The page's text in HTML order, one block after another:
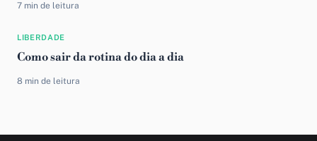
7 min de leitura
LIBERDADE
Como sair da rotina do dia a dia
8 min de leitura